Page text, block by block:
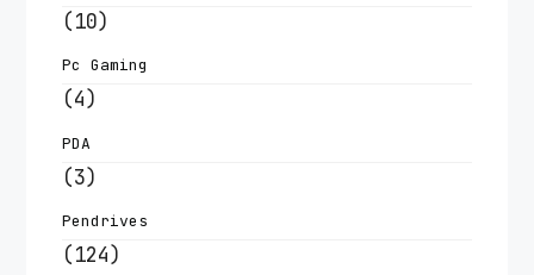
(10)
Pc Gaming
(4)
PDA
(3)
Pendrives
(124)